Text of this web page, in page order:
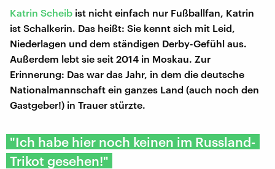
Katrin Scheib ist nicht einfach nur Fußballfan, Katrin
ist Schalkerin. Das heißt: Sie kennt sich mit Leid,
Niederlagen und dem ständigen Derby-Gefühl aus.
Außerdem lebt sie seit 2014 in Moskau. Zur
Erinnerung: Das war das Jahr, in dem die deutsche
Nationalmannschaft ein ganzes Land (auch noch den
Gastgeber!) in Trauer stürzte.
"Ich habe hier noch keinen im Russland-
Trikot gesehen!"